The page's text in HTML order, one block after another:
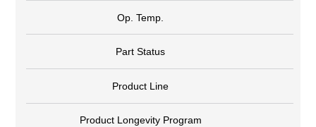
Op. Temp.
Part Status
Product Line
Product Longevity Program